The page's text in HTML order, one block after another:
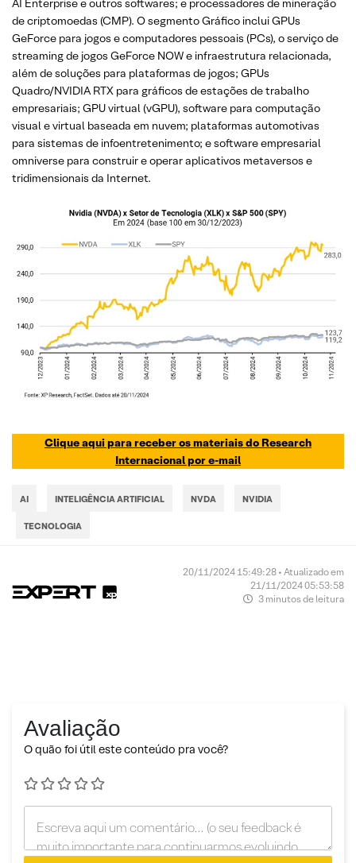
AI Enterprise e outros softwares; e processadores de mineração
de criptomoedas (CMP). O segmento Gráfico inclui GPUs
GeForce para jogos e computadores pessoais (PCs), o serviço de
streaming de jogos GeForce NOW e infraestrutura relacionada,
além de soluções para plataformas de jogos; GPUs
Quadro/NVIDIA RTX para gráficos de estações de trabalho
empresariais; GPU virtual (vGPU), software para computação
visual e virtual baseada em nuvem; plataformas automotivas
para sistemas de infoentretenimento; e software empresarial
omniverse para construir e operar aplicativos metaversos e
tridimensionais da Internet.
Clique aqui para receber os materiais do Research
Internacional por e-mail
AI INTELIGÊNCIA ARTIFICIAL NVDA NVIDIA
TECNOLOGIA
20/11/2024 15:49:28 • Atualizado em
21/11/2024 05:53:58
3 minutos de leitura
Avaliação
O quão foi útil este conteúdo pra você?